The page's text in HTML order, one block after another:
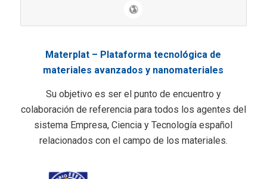
Materplat – Plataforma tecnológica de
materiales avanzados y nanomateriales
Su objetivo es ser el punto de encuentro y
colaboración de referencia para todos los agentes del
sistema Empresa, Ciencia y Tecnología español
relacionados con el campo de los materiales.